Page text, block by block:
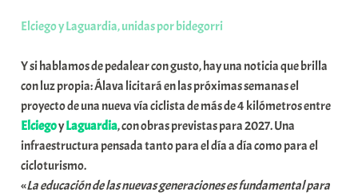
t
a
Elciego y Laguardia, unidas por bidegorri
Y si hablamos de pedalear con gusto, hay una noticia que brilla
con luz propia: Álava licitará en las próximas semanas el
proyecto de una nueva vía ciclista de más de 4 kilómetros entre
ElciegoyLaguardia, con obras previstas para 2027. Una
infraestructura pensada tanto para el día a día como para el
cicloturismo.
«La educación de las nuevas generaciones es fundamental para